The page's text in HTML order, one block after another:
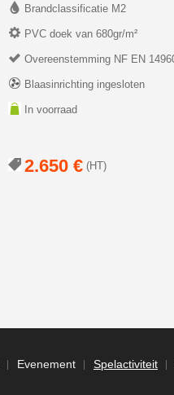
Brandclassificatie M2
PVC doek van 680gr/m²
Overeenstemming NF EN
Blaasinrichting ingesloten
In voorraad
2.650 € (HT)
Evenement Spelactiviteit